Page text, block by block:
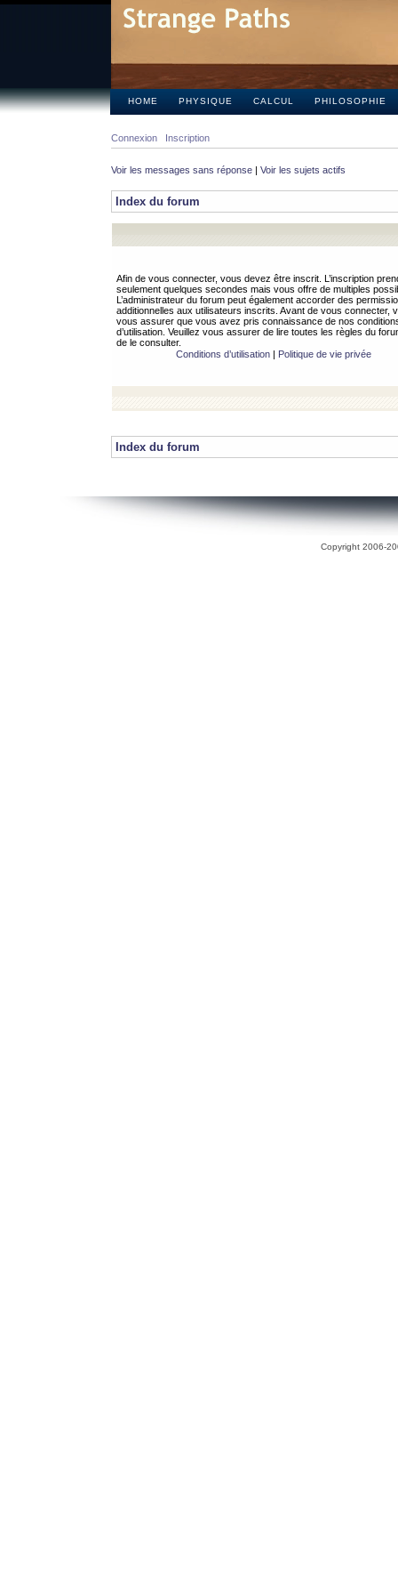
HOME PHYSIQUE CALCUL PHILOSOPHIE
Connexion Inscription
Voir les messages sans réponse | Voir les sujets actifs
Index du forum
Afin de vous connecter, vous devez être inscrit. L’inscription
seulement quelques secondes mais vous offre de multiples
L’administrateur du forum peut également accorder des
additionnelles aux utilisateurs inscrits. Avant de vous connecter,
vous assurer que vous avez pris connaissance de nos
d’utilisation. Veuillez vous assurer de lire toutes les règles du
de le consulter.
Conditions d’utilisation| Politique de vie privée
Index du forum
Copyright 2006-